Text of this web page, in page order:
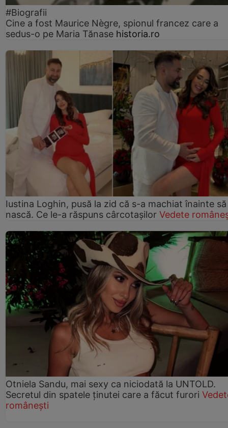
#Biografii
Cine a fost Maurice Nègre, spionul francez care a
sedus-o pe Maria Tănase historia.ro
Iustina Loghin, pusă la zid că s-a machiat înainte să
nască. Ce le-a răspuns cârcotașilor Vedete
Otniela Sandu, mai sexy ca niciodată la UNTOLD.
Secretul din spatele ținutei care a făcut furori
românești